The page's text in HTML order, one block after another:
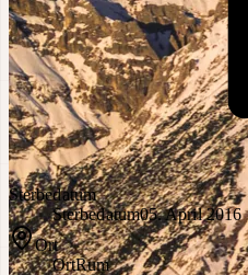
Sterbedatum
Sterbedatum05. April 2016
Ort
OrtRum